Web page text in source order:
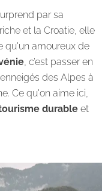
par sa
et la Croatie, elle
qu'un amoureux de
, c’est passer en
des Alpes à
Ce qu'on aime ici,
durable et